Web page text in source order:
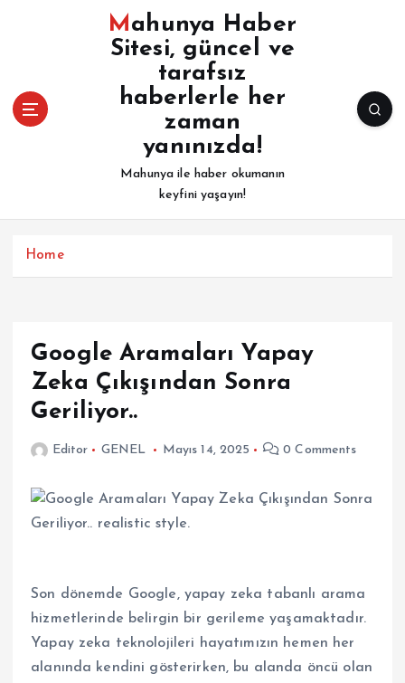
a
Mahunya Haber
Sitesi, güncel ve
tarafsız
haberlerle her
zaman
yanınızda!
Mahunya ile haber okumanın
keyfini yaşayın!
Home
Google Aramaları Yapay
Zeka Çıkışından Sonra
Geriliyor..
Editor GENEL Mayıs 14, 2025 0 Comments
Son dönemde Google, yapay zeka tabanlı arama
hizmetlerinde belirgin bir gerileme yaşamaktadır.
Yapay zeka teknolojileri hayatımızın hemen her
alanında kendini gösterirken, bu alanda öncü olan